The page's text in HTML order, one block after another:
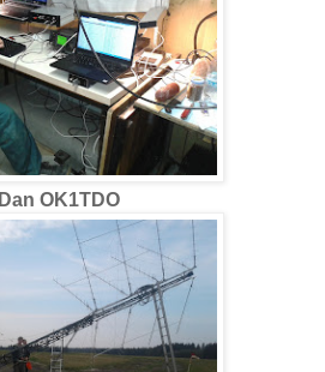
Dan OK1TDO